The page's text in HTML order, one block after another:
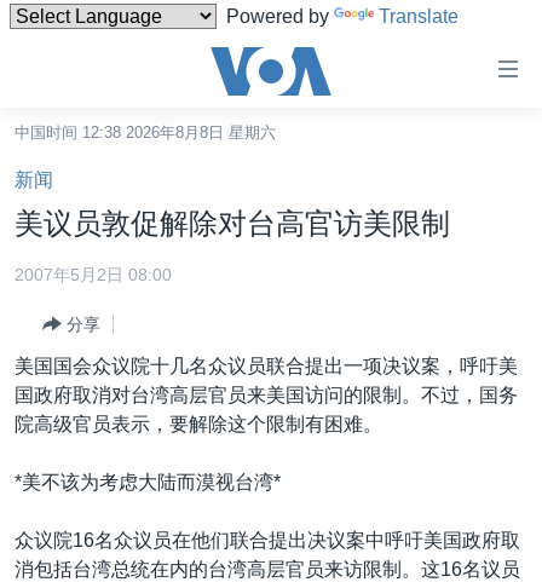
Powered by Translate
碍
链
接
跳
转
容
跳
转
到
导
转
中国
港澳
国际
最新国际新闻
欧洲
分类新闻
科教·文娱·体健
白宫要闻
VOA视频
中国时间 12:38 2026年8月8日 星期六
新闻
美议员敦促解除对台高官访美限制
2007年5月2日 08:00
分享
美国国会众议院十几名众议员联合提出一项决议案，呼吁美
国政府取消对台湾高层官员来美国访问的限制。不过，国务
院高级官员表示，要解除这个限制有困难。
*美不该为考虑大陆而漠视台湾*
众议院16名众议员在他们联合提出决议案中呼吁美国政府取
消包括台湾总统在内的台湾高层官员来访限制。这16名议员